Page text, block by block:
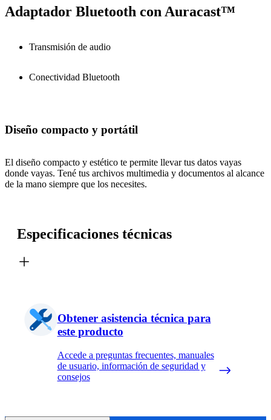
Adaptador Bluetooth con Auracast™
Transmisión de audio
Conectividad Bluetooth
Diseño compacto y portátil
El diseño compacto y estético te permite llevar tus datos vayas
donde vayas. Tené tus archivos multimedia y documentos al alcance
de la mano siempre que los necesites.
Especificaciones técnicas
Obtener asistencia técnica para
este producto
Accede a preguntas frecuentes, manuales
de usuario, información de seguridad y
consejos